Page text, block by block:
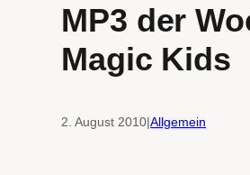
MP3 der
Magic Kids
2. August 2010|Allgemein